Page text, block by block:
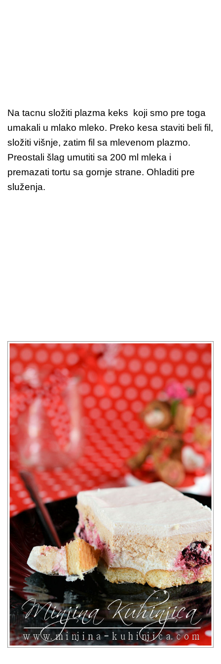
Na tacnu složiti plazma keks koji smo pre toga
umakali u mlako mleko. Preko kesa staviti beli fil,
složiti višnje, zatim fil sa mlevenom plazmo.
Preostali šlag umutiti sa 200 ml mleka i
premazati tortu sa gornje strane. Ohladiti pre
služenja.